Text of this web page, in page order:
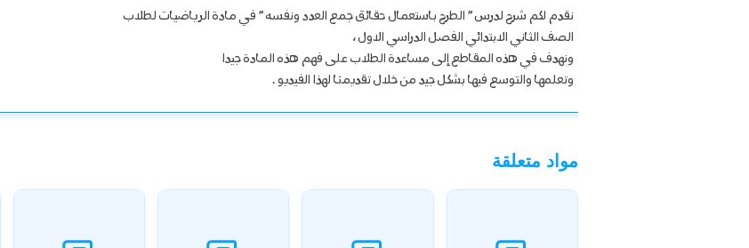
نقدم لكم شرح لدرس ” الطرح باستعمال حقائق جمع العدد ونفسه ” في مادة الرياضيات لطلاب
الصف الثاني الابتدائي الفصل الدراسي الاول ،
ونهدف في هذه المقاطع إلى مساعدة الطلاب على فهم هذه المادة جيدا
وتعلمها والتوسع فيها بشكل جيد من خلال تقديمنا لهذا الفيديو .
مواد متعلقة